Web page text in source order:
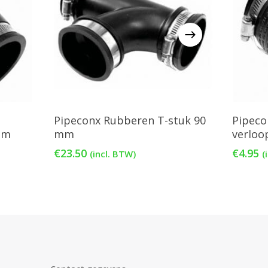
Toevoegen Aan Winkelwagen
Pipeconx Rubberen T-stuk 90
mm
€23.50 (incl. BTW)
€4.95